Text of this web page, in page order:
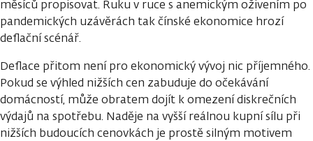
měsíců propisovat. Ruku v ruce s anemickým oživením po
pandemických uzávěrách tak čínské ekonomice hrozí
deflační scénář.
Deflace přitom není pro ekonomický vývoj nic příjemného.
Pokud se výhled nižších cen zabuduje do očekávání
domácností, může obratem dojít k omezení diskrečních
výdajů na spotřebu. Naděje na vyšší reálnou kupní sílu při
nižších budoucích cenovkách je prostě silným motivem